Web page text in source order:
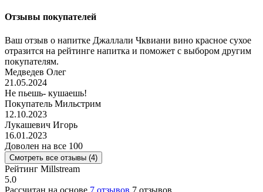
Отзывы покупателей
Ваш отзыв о напитке Джаллали Чквиани вино красное сухое
отразится на рейтинге напитка и поможет с выбором другим
покупателям.
Медведев Олег
21.05.2024
Не пьешь- кушаешь!
Покупатель Мильстрим
12.10.2023
Лукашевич Игорь
16.01.2023
Доволен на все 100
Смотреть все отзывы (4)
Рейтинг Millstream
5.0
Рассчитан на основе 7 отзывов 7 отзывов